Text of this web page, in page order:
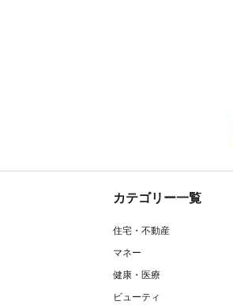
カテゴリー一覧
住宅・不動産
マネー
健康・医療
ビューティ